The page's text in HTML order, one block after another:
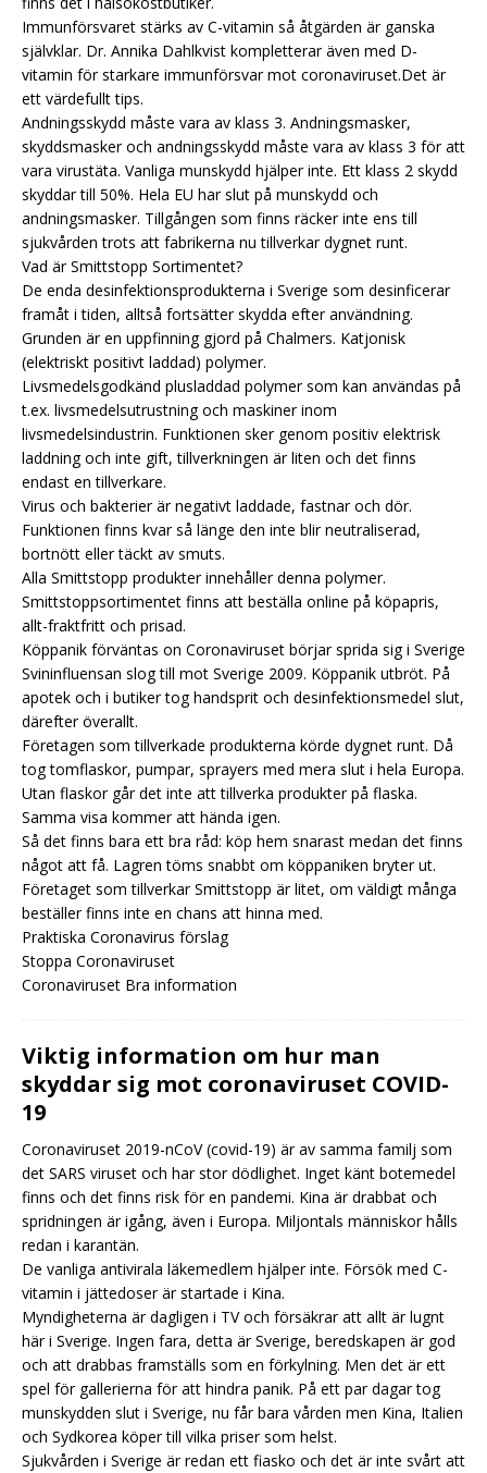
Immunförsvaret stärks av C-vitamin så åtgärden är ganska
självklar. Dr. Annika Dahlkvist kompletterar även med D-
vitamin för starkare immunförsvar mot coronaviruset.Det är
ett värdefullt tips.
Andningsskydd måste vara av klass 3. Andningsmasker,
skyddsmasker och andningsskydd måste vara av klass 3 för att
vara virustäta. Vanliga munskydd hjälper inte. Ett klass 2 skydd
skyddar till 50%. Hela EU har slut på munskydd och
andningsmasker. Tillgången som finns räcker inte ens till
sjukvården trots att fabrikerna nu tillverkar dygnet runt.
Vad är Smittstopp Sortimentet?
De enda desinfektionsprodukterna i Sverige som desinficerar
framåt i tiden, alltså fortsätter skydda efter användning.
Grunden är en uppfinning gjord på Chalmers. Katjonisk
(elektriskt positivt laddad) polymer.
Livsmedelsgodkänd plusladdad polymer som kan användas på
t.ex. livsmedelsutrustning och maskiner inom
livsmedelsindustrin. Funktionen sker genom positiv elektrisk
laddning och inte gift, tillverkningen är liten och det finns
endast en tillverkare.
Virus och bakterier är negativt laddade, fastnar och dör.
Funktionen finns kvar så länge den inte blir neutraliserad,
bortnött eller täckt av smuts.
Alla Smittstopp produkter innehåller denna polymer.
Smittstoppsortimentet finns att beställa online på köpapris,
allt-fraktfritt och prisad.
Köppanik förväntas on Coronaviruset börjar sprida sig i Sverige
Svininfluensan slog till mot Sverige 2009. Köppanik utbröt. På
apotek och i butiker tog handsprit och desinfektionsmedel slut,
därefter överallt.
Företagen som tillverkade produkterna körde dygnet runt. Då
tog tomflaskor, pumpar, sprayers med mera slut i hela Europa.
Utan flaskor går det inte att tillverka produkter på flaska.
Samma visa kommer att hända igen.
Så det finns bara ett bra råd: köp hem snarast medan det finns
något att få. Lagren töms snabbt om köppaniken bryter ut.
Företaget som tillverkar Smittstopp är litet, om väldigt många
beställer finns inte en chans att hinna med.
Praktiska Coronavirus förslag
Stoppa Coronaviruset
Coronaviruset Bra information
Viktig information om hur man
skyddar sig mot coronaviruset COVID-
19
Coronaviruset 2019-nCoV (covid-19) är av samma familj som
det SARS viruset och har stor dödlighet. Inget känt botemedel
finns och det finns risk för en pandemi. Kina är drabbat och
spridningen är igång, även i Europa. Miljontals människor hålls
redan i karantän.
De vanliga antivirala läkemedlem hjälper inte. Försök med C-
vitamin i jättedoser är startade i Kina.
Myndigheterna är dagligen i TV och försäkrar att allt är lugnt
här i Sverige. Ingen fara, detta är Sverige, beredskapen är god
och att drabbas framställs som en förkylning. Men det är ett
spel för gallerierna för att hindra panik. På ett par dagar tog
munskydden slut i Sverige, nu får bara vården men Kina, Italien
och Sydkorea köper till vilka priser som helst.
Sjukvården i Sverige är redan ett fiasko och det är inte svårt att